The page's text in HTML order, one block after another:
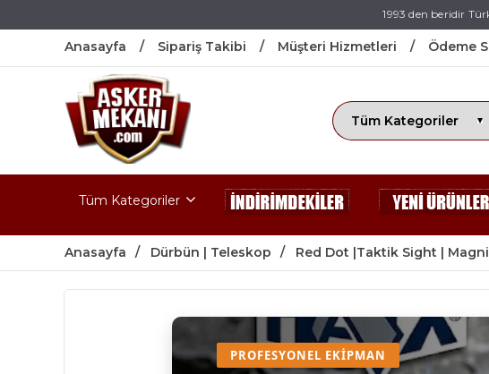
1993 den beridir
Anasayfa Sipariş Takibi Müşteri Hizmetleri Ödeme
Tüm Kategoriler
Anasayfa Dürbün | Teleskop Red Dot |Taktik Sight |
PROFESYONEL EKIPMAN